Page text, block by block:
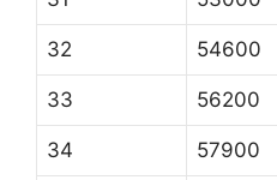
32 54600
33 56200
34 57900